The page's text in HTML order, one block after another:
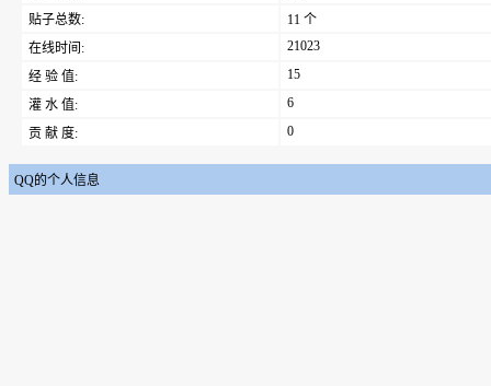
贴子总数:
11 个
在线时间:
21023
经 验 值:
15
灌 水 值:
6
贡 献 度:
0
QQ的个人信息